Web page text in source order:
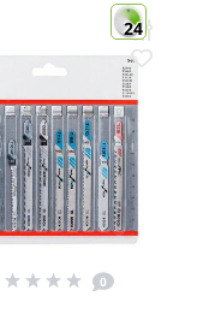
24
0